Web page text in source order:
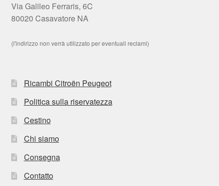
Via Galileo Ferraris, 6C
80020 Casavatore NA
(l'indirizzo non verrà utilizzato per eventuali reclami)
Ricambi Citroën Peugeot
Politica sulla riservatezza
Cestino
Chi siamo
Consegna
Contatto